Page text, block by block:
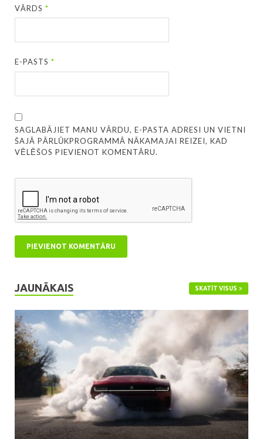
VĀRDS*
E-PASTS*
SAGLABĀJIET MANU VĀRDU, E-PASTA ADRESI UN VIETNI
ŠAJĀ PĀRLŪKPROGRAMMĀ NĀKAMAJAI REIZEI, KAD
VĒLĒŠOS PIEVIENOT KOMENTĀRU.
JAUNĀKAIS SKATĪT VISUS